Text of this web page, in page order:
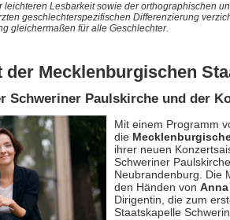
leichteren Lesbarkeit sowie der orthographischen
geschlechterspezifischen Differenzierung
gleichermaßen für alle Geschlechter.
der Mecklenburgischen
Schweriner Paulskirche und der
Mit einem Programm
die
ihrer neuen
Schweriner
Neubrandenburg. Die
den Händen von
Dirigentin, die zum
Staatskapelle